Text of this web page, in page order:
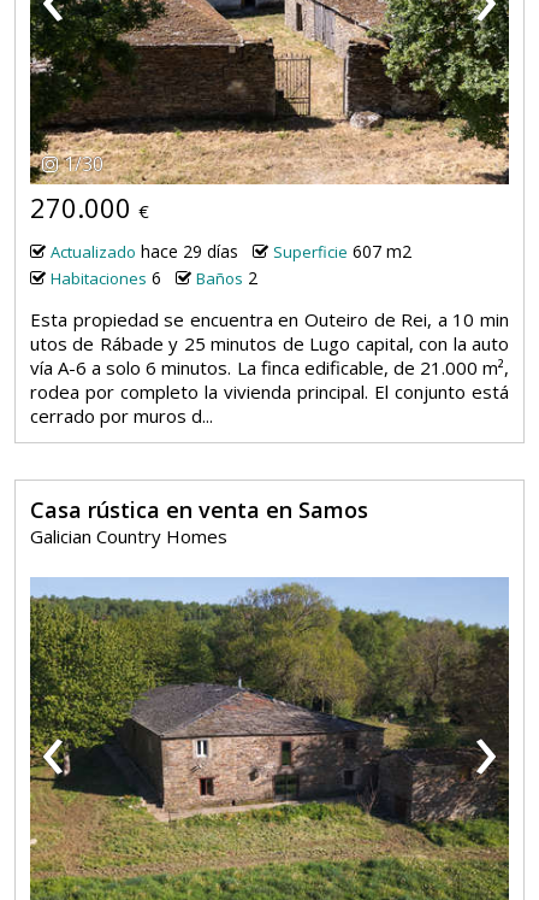
1/30
270.000 €
Actualizado hace 29 días Superficie 607 m2
Habitaciones 6 Baños 2
Esta propiedad se encuentra en Outeiro de Rei, a 10 min
utos de Rábade y 25 minutos de Lugo capital, con la auto
vía A-6 a solo 6 minutos. La finca edificable, de 21.000 m²,
rodea por completo la vivienda principal. El conjunto está
cerrado por muros d...
Casa rústica en venta en Samos
Galician Country Homes
‹ ›